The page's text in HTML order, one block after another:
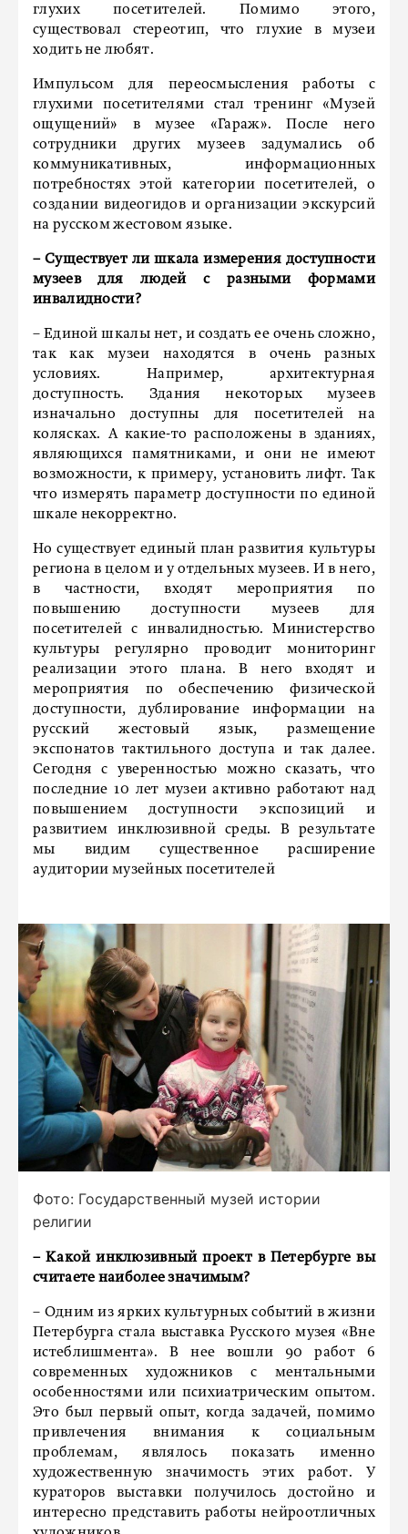
глухих посетителей. Помимо этого,
существовал стереотип, что глухие в музеи
ходить не любят.
Импульсом для переосмысления работы с
глухими посетителями стал тренинг «Музей
ощущений» в музее «Гараж». После него
сотрудники других музеев задумались об
коммуникативных, информационных
потребностях этой категории посетителей, о
создании видеогидов и организации экскурсий
на русском жестовом языке.
– Существует ли шкала измерения доступности
музеев для людей с разными формами
инвалидности?
– Единой шкалы нет, и создать ее очень сложно,
так как музеи находятся в очень разных
условиях. Например, архитектурная
доступность. Здания некоторых музеев
изначально доступны для посетителей на
колясках. А какие-то расположены в зданиях,
являющихся памятниками, и они не имеют
возможности, к примеру, установить лифт. Так
что измерять параметр доступности по единой
шкале некорректно.
Но существует единый план развития культуры
региона в целом и у отдельных музеев. И в него,
в частности, входят мероприятия по
повышению доступности музеев для
посетителей с инвалидностью. Министерство
культуры регулярно проводит мониторинг
реализации этого плана. В него входят и
мероприятия по обеспечению физической
доступности, дублирование информации на
русский жестовый язык, размещение
экспонатов тактильного доступа и так далее.
Сегодня с уверенностью можно сказать, что
последние 10 лет музеи активно работают над
повышением доступности экспозиций и
развитием инклюзивной среды. В результате
мы видим существенное расширение
аудитории музейных посетителей
Фото: Государственный музей истории
религии
– Какой инклюзивный проект в Петербурге вы
считаете наиболее значимым?
– Одним из ярких культурных событий в жизни
Петербурга стала выставка Русского музея «Вне
истеблишмента». В нее вошли 90 работ 6
современных художников с ментальными
особенностями или психиатрическим опытом.
Это был первый опыт, когда задачей, помимо
привлечения внимания к социальным
проблемам, являлось показать именно
художественную значимость этих работ. У
кураторов выставки получилось достойно и
интересно представить работы нейроотличных